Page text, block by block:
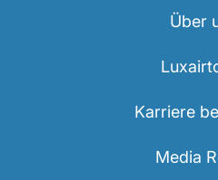
Über
Karriere
Media